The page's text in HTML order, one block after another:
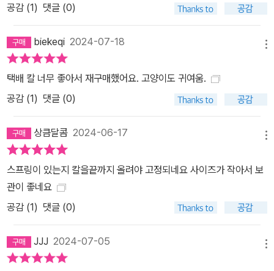
공감 (1) 댓글 (0)
biekeqi 2024-07-18
택배 칼 너무 좋아서 재구매했어요. 고양이도 귀여움.
공감 (1) 댓글 (0)
상큼달콤 2024-06-17
스프링이 있는지 칼을끝까지 올려야 고정되네요 사이즈가 작아서 보
관이 좋네요
공감 (1) 댓글 (0)
JJJ 2024-07-05